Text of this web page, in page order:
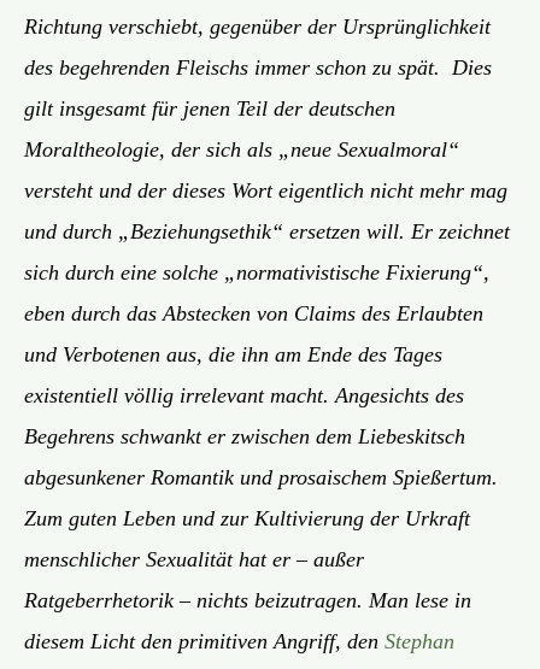
Richtung verschiebt, gegenüber der Ursprünglichkeit
des begehrenden Fleischs immer schon zu spät. Dies
gilt insgesamt für jenen Teil der deutschen
Moraltheologie, der sich als „neue Sexualmoral“
versteht und der dieses Wort eigentlich nicht mehr mag
und durch „Beziehungsethik“ ersetzen will. Er zeichnet
sich durch eine solche „normativistische Fixierung“,
eben durch das Abstecken von Claims des Erlaubten
und Verbotenen aus, die ihn am Ende des Tages
existentiell völlig irrelevant macht. Angesichts des
Begehrens schwankt er zwischen dem Liebeskitsch
abgesunkener Romantik und prosaischem Spießertum.
Zum guten Leben und zur Kultivierung der Urkraft
menschlicher Sexualität hat er – außer
Ratgeberrhetorik – nichts beizutragen. Man lese in
diesem Licht den primitiven Angriff, den Stephan